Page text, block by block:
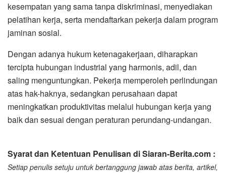
kesempatan yang sama tanpa diskriminasi, menyediakan
pelatihan kerja, serta mendaftarkan pekerja dalam program
jaminan sosial.
Dengan adanya hukum ketenagakerjaan, diharapkan
tercipta hubungan industrial yang harmonis, adil, dan
saling menguntungkan. Pekerja memperoleh perlindungan
atas hak-haknya, sedangkan perusahaan dapat
meningkatkan produktivitas melalui hubungan kerja yang
baik dan sesuai dengan peraturan perundang-undangan.
Syarat dan Ketentuan Penulisan di Siaran-Berita.com :
Setiap penulis setuju untuk bertanggung jawab atas berita, artikel,